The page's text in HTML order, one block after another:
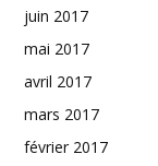
juin 2017
mai 2017
avril 2017
mars 2017
février 2017